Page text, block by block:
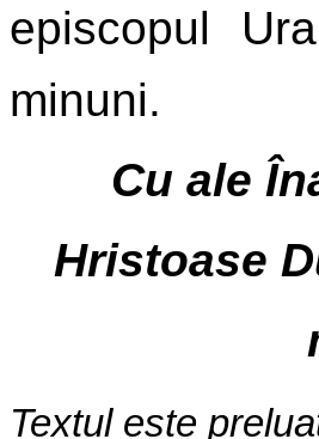
episcopul
minuni.
Cu ale
Hristoase
Textul este